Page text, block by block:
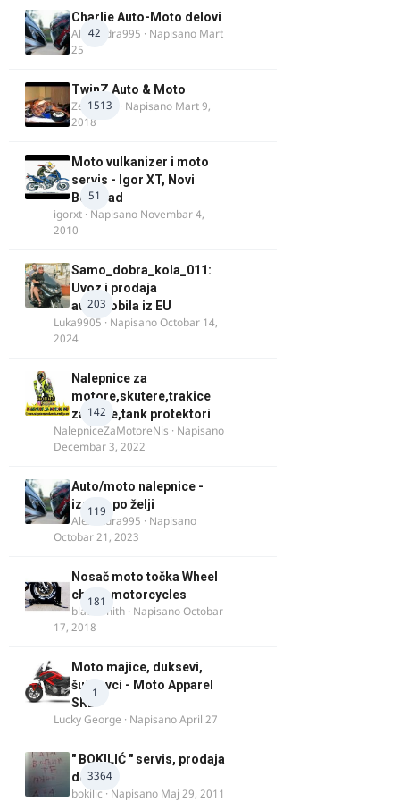
42
Charlie Auto-Moto delovi
Alexandra995 · Napisano Mart
25
1513
TwinZ Auto & Moto
Zeljkamp · Napisano Mart 9,
2018
51
Moto vulkanizer i moto
servis - Igor XT, Novi
Beograd
igorxt · Napisano Novembar 4,
2010
203
Samo_dobra_kola_011:
Uvoz i prodaja
automobila iz EU
Luka9905 · NapisanoOctobar 14,
2024
142
Nalepnice za
motore,skutere,trakice
za felne,tank protektori
NalepniceZaMotoreNis · Napisano
Decembar 3, 2022
119
Auto/moto nalepnice -
izrada po želji
Alexandra995 · Napisano
Octobar 21, 2023
181
Nosač moto točka Wheel
chock motorcycles
blacksmith · NapisanoOctobar
17, 2018
1
Moto majice, duksevi,
šuškavci - Moto Apparel
SRB
Lucky George · NapisanoApril 27
3364
" BOKILIĆ " servis, prodaja
delova
bokilic · Napisano Maj 29, 2011